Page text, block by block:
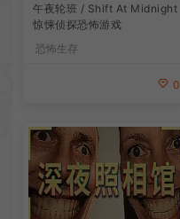
午夜轮班 / Shift At Midnight
惊悚侦探恐怖游戏
恐怖生存
0